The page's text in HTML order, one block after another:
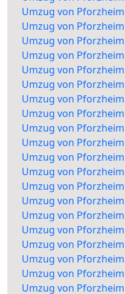
Umzug von
Umzug von
Umzug von
Umzug von
Umzug von
Umzug von
Umzug von
Umzug von
Umzug von
Umzug von
Umzug von
Umzug von
Umzug von
Umzug von
Umzug von
Umzug von
Umzug von
Umzug von
Umzug von
Umzug von